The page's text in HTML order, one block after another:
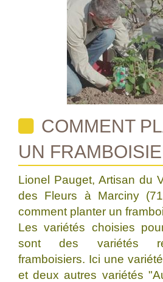
COMMENT
UN
Lionel Pauget, Artisan du
des Fleurs à Marciny
comment planter un
Les variétés choisies
sont des variétés
framboisiers. Ici une
et deux autres variétés